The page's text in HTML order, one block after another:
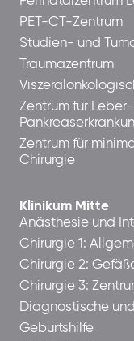
PET-CT-Zentrum
Studien- und
Traumazentrum
Zentrum für
Zentrum für
Chirurgie
Klinikum Mitte
Anästhesie und
Chirurgie 1:
Chirurgie 2:
Chirurgie 3:
Diagnostische
Geburtshilfe